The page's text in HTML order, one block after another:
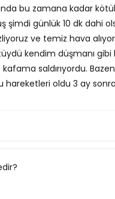
bu zamana kadar
şimdi günlük 10 dk dahi
ve temiz hava
kendim düşmanı
saldırıyordu.
hareketleri oldu 3 ay